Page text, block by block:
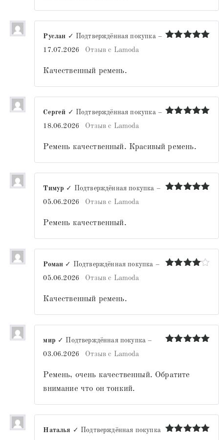
Руслан ✓ Подтверждённая покупка –
17.07.2026
Отзыв с Lamoda
Качественный ремень.
Сергей ✓ Подтверждённая покупка –
18.06.2026
Отзыв с Lamoda
Ремень качественный. Красивый ремень.
Тимур ✓ Подтверждённая покупка –
05.06.2026
Отзыв с Lamoda
Ремень качественный.
Роман ✓ Подтверждённая покупка –
05.06.2026
Отзыв с Lamoda
Качественный ремень.
мир ✓ Подтверждённая покупка –
03.06.2026
Отзыв с Lamoda
Ремень, очень качественный. Обратите
внимание что он тонкий.
Наталья ✓ Подтверждённая покупка